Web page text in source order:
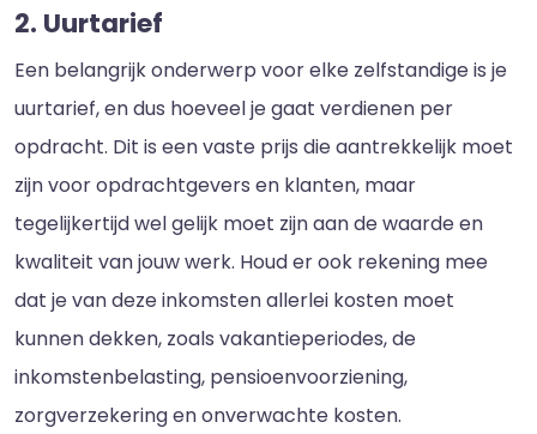
2. Uurtarief
Een belangrijk onderwerp voor elke zelfstandige is je
uurtarief, en dus hoeveel je gaat verdienen per
opdracht. Dit is een vaste prijs die aantrekkelijk moet
zijn voor opdrachtgevers en klanten, maar
tegelijkertijd wel gelijk moet zijn aan de waarde en
kwaliteit van jouw werk. Houd er ook rekening mee
dat je van deze inkomsten allerlei kosten moet
kunnen dekken, zoals vakantieperiodes, de
inkomstenbelasting, pensioenvoorziening,
zorgverzekering en onverwachte kosten.